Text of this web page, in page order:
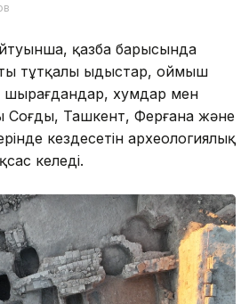
қазба барысында
тұтқалы ыдыстар, оймыш
шырағдандар, хумдар мен
Соғды, Ташкент, Ферғана және
кездесетін археологиялық
келеді.